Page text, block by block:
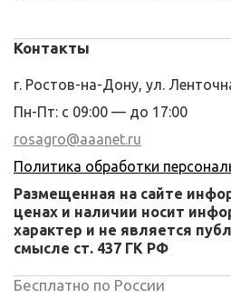
Контакты
г. Ростов-на-Дону, ул.
Пн-Пт: с 09:00 — до 17:00
rosagro@aaanet.ru
Политика обработки
Размещенная на сайте
ценах и наличии носит
характер и не является
смысле ст. 437 ГК РФ
Бесплатно по России